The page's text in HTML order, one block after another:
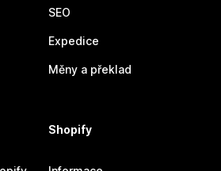
SEO
Expedice
Měny a překlad
Shopify